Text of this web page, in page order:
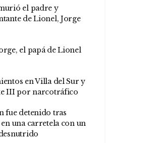
el padre y
de Lionel, Jorge
el papá de Lionel
en Villa del Sur y
III por narcotráfico
fue detenido tras
una carretela con un